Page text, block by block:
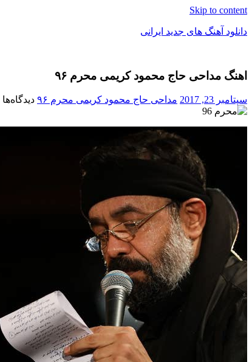
Skip to content
دانلود آهنگ های جدید ایرانی
فول
موزیک
اهنگ مداحی حاج محمود کریمی محرم ۹۶
سپتامبر 23, 2017 مداحی حاج محمود کریمی محرم ۹۶ دیدگاه‌ها